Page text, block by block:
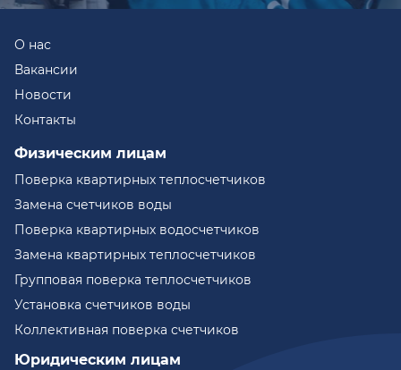
О нас
Вакансии
Новости
Контакты
Физическим лицам
Поверка квартирных теплосчетчиков
Замена счетчиков воды
Поверка квартирных водосчетчиков
Замена квартирных теплосчетчиков
Групповая поверка теплосчетчиков
Установка счетчиков воды
Коллективная поверка счетчиков
Юридическим лицам